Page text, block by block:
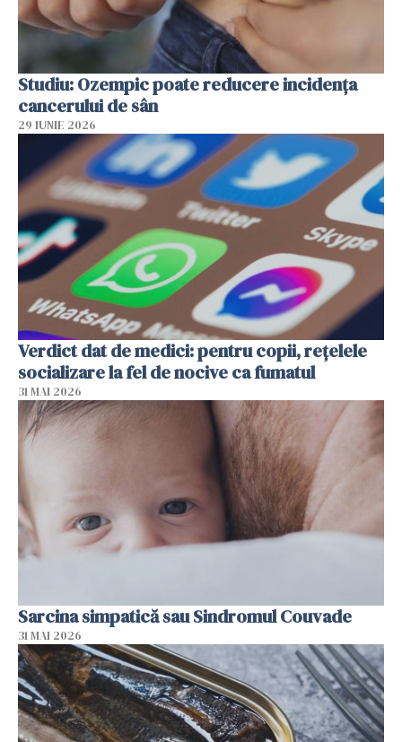
Studiu: Ozempic poate reducere incidența
cancerului de sân
29 IUNIE 2026
Verdict dat de medici: pentru copii, rețelele
socializare la fel de nocive ca fumatul
31 MAI 2026
Sarcina simpatică sau Sindromul Couvade
31 MAI 2026